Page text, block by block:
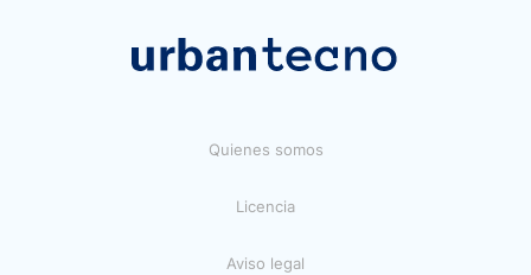
Quienes somos
Licencia
Aviso legal